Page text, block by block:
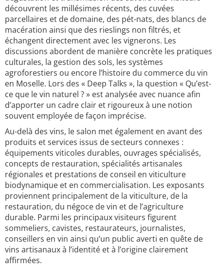
découvrent les millésimes récents, des cuvées
parcellaires et de domaine, des pét-nats, des blancs de
macération ainsi que des rieslings non filtrés, et
échangent directement avec les vignerons. Les
discussions abordent de manière concrète les pratiques
culturales, la gestion des sols, les systèmes
agroforestiers ou encore l’histoire du commerce du vin
en Moselle. Lors des « Deep Talks », la question « Qu’est-
ce que le vin naturel ? » est analysée avec nuance afin
d’apporter un cadre clair et rigoureux à une notion
souvent employée de façon imprécise.
Au-delà des vins, le salon met également en avant des
produits et services issus de secteurs connexes :
équipements viticoles durables, ouvrages spécialisés,
concepts de restauration, spécialités artisanales
régionales et prestations de conseil en viticulture
biodynamique et en commercialisation. Les exposants
proviennent principalement de la viticulture, de la
restauration, du négoce de vin et de l’agriculture
durable. Parmi les principaux visiteurs figurent
sommeliers, cavistes, restaurateurs, journalistes,
conseillers en vin ainsi qu’un public averti en quête de
vins artisanaux à l’identité et à l’origine clairement
affirmées.